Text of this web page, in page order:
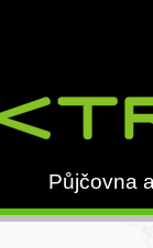
Půjčovna